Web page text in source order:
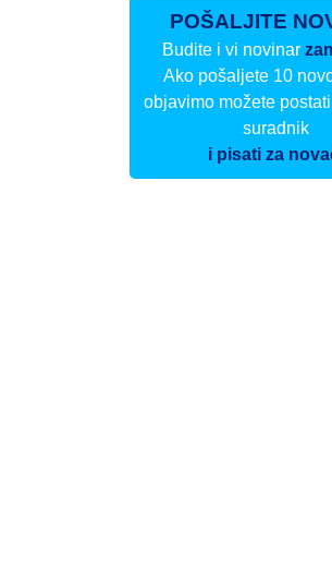
POŠALJITE
Budite i vi novinar
Ako pošaljete 10
objavimo možete
suradnik
i pisati za